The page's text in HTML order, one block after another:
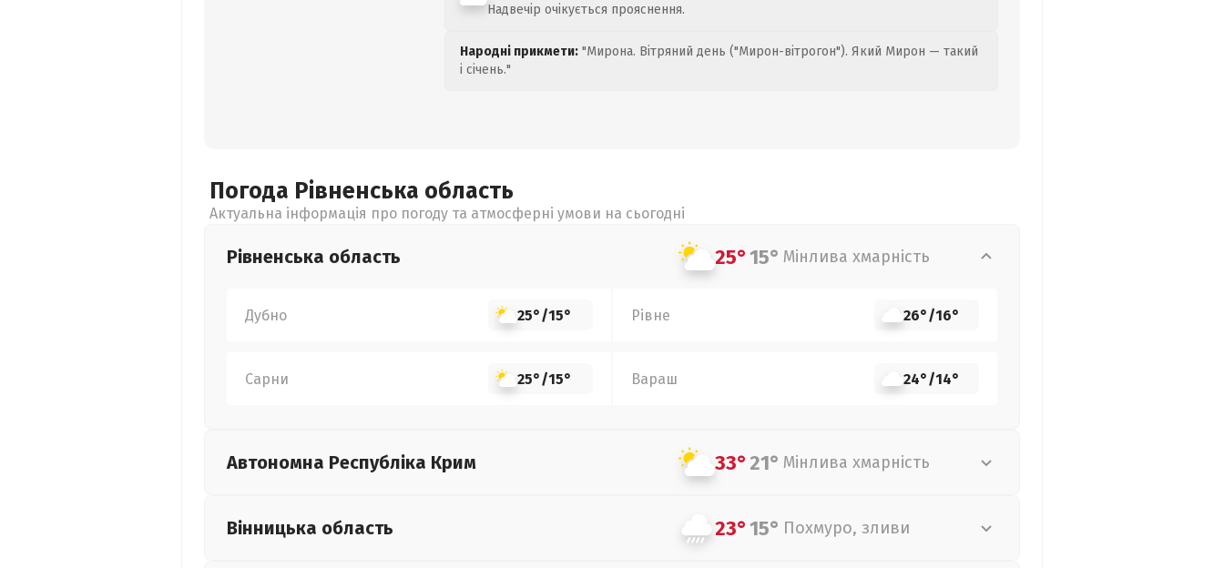
Надвечір очікується прояснення.
Народні прикмети: "Мирона. Вітряний день ("Мирон-вітрогон"). Який Мирон — такий
і січень."
Погода Рівненська область
Актуальна інформація про погоду та атмосферні умови на сьогодні
Рівненська область 25°15° Мінлива хмарність
Дубно 25°/15° Рівне 26°/16°
Сарни 25°/15° Вараш 24°/14°
Автономна Республіка Крим 33°21° Мінлива хмарність
Вінницька область 23°15° Похмуро, зливи